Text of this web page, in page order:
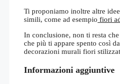
Ti proponiamo inoltre altre
simili, come ad esempio fiori
In conclusione, non ti resta
che più ti appare spento così
decorazioni murali fiori
Informazioni aggiuntive